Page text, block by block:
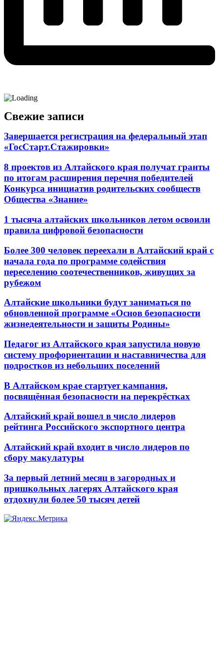
Свежие записи
Завершается регистрация на федеральный этап
«ГосСтарт.Стажировки»
8 проектов из Алтайского края получат гранты
по итогам расширения перечня победителей
Конкурса инициатив родительских сообществ
Общества «Знание»
1 тысяча алтайских школьников летом освоили
правила цифровой безопасности
Более 300 человек переехали в Алтайский край с
начала года по программе содействия
переселению соотечественников, живущих за
рубежом
Алтайские школьники будут заниматься по
обновленной программе «Основ безопасности
жизнедеятельности и защиты Родины»
Педагог из Алтайского края запустила новую
систему профориентации и наставничества для
подростков из небольших поселений
В Алтайском крае стартует кампания,
посвящённая безопасности на перекрёстках
Алтайский край вошел в число лидеров
рейтинга Российского экспортного центра
Алтайский край входит в число лидеров по
сбору макулатуры
За первый летний месяц в загородных и
пришкольных лагерях Алтайского края
отдохнули более 50 тысяч детей